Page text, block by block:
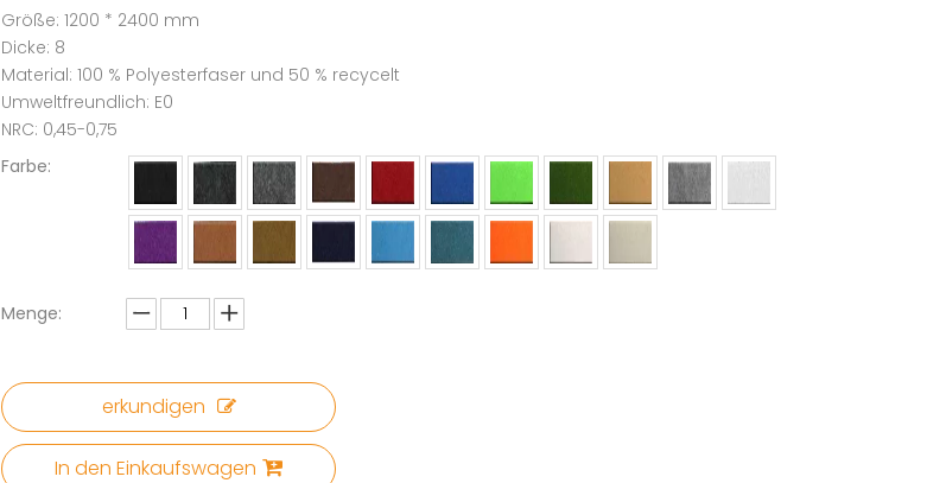
Größe: 1200 * 2400 mm
Dicke: 8
Material: 100 % Polyesterfaser und 50 % recycelt
Umweltfreundlich: E0
NRC: 0,45-0,75
Farbe:
Menge:
erkundigen
In den Einkaufswagen